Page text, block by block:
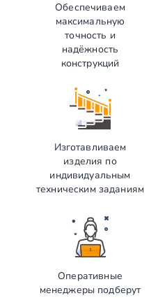
Обеспечиваем
максимальную
точность и
надёжность
конструкций
Изготавливаем
изделия по
индивидуальным
техническим заданиям
Оперативные
менеджеры подберут